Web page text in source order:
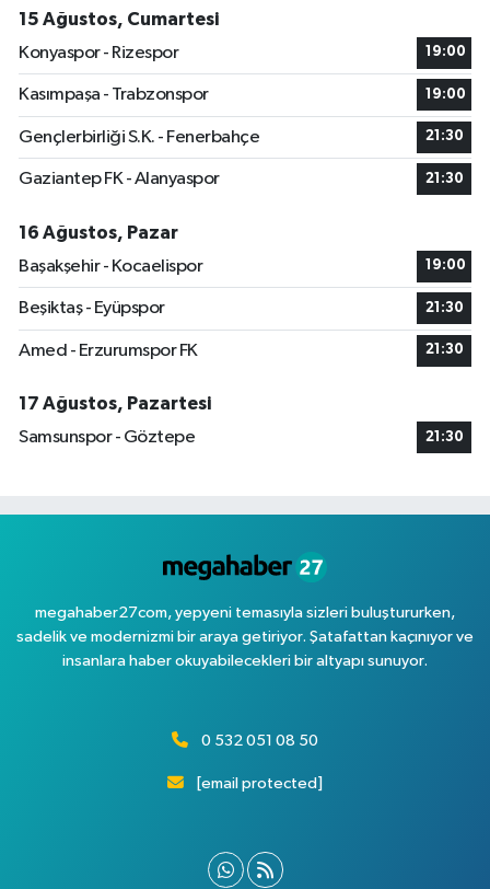
15 Ağustos, Cumartesi
Konyaspor - Rizespor
19:00
Kasımpaşa - Trabzonspor 19:00
Gençlerbirliği S.K. - Fenerbahçe 21:30
Gaziantep FK - Alanyaspor 21:30
16 Ağustos, Pazar
Başakşehir - Kocaelispor
19:00
Beşiktaş - Eyüpspor 21:30
Amed - Erzurumspor FK 21:30
17 Ağustos, Pazartesi
Samsunspor - Göztepe
21:30
megahaber27com, yepyeni temasıyla sizleri buluştururken,
sadelik ve modernizmi bir araya getiriyor. Şatafattan kaçınıyor ve
insanlara haber okuyabilecekleri bir altyapı sunuyor.
0 532 051 08 50
[email protected]